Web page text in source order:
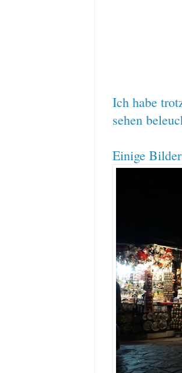
Ich habe
sehen
Einige